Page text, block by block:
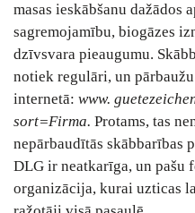
masas ieskābšanu dažādos
sagremojamību, biogāzes
dzīvsvara pieaugumu.
notiek regulāri, un
internetā: www.
sort=Firma. Protams, tas
nepārbaudītās skābbarības
DLG ir neatkarīga, un pašu
organizācija, kurai uzticas